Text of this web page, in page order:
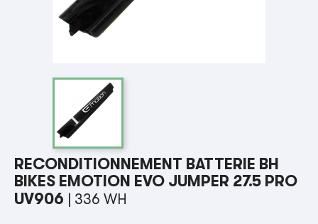
RECONDITIONNEMENT BATTERIE BH
BIKES EMOTION EVO JUMPER 27.5 PRO
UV906
| 336 WH